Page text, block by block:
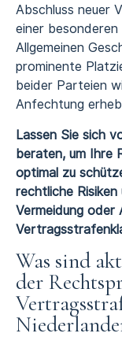
Abschluss neuer
einer
Allgemeinen
prominente
beider Parteien
Anfechtung
Lassen Sie sich
beraten, um Ihre
optimal zu
rechtliche
Vermeidung oder
Was sind
der